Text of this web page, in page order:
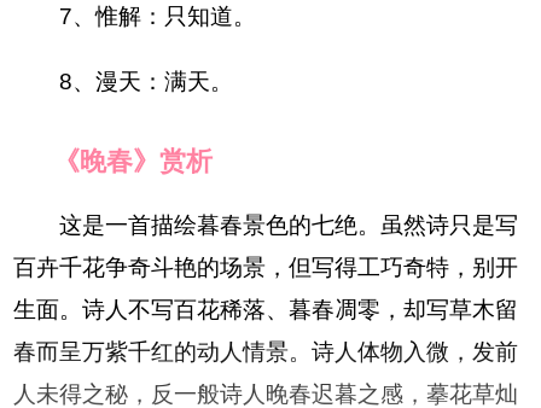
7、惟解：只知道。
8、漫天：满天。
《晚春》赏析
这是一首描绘暮春景色的七绝。虽然诗只是写
百卉千花争奇斗艳的场景，但写得工巧奇特，别开
生面。诗人不写百花稀落、暮春凋零，却写草木留
春而呈万紫千红的动人情景。诗人体物入微，发前
人未得之秘，反一般诗人晚春迟暮之感，摹花草灿